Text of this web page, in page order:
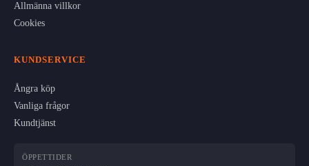
Allmänna villkor
Cookies
KUNDSERVICE
Ångra köp
Vanliga frågor
Kundtjänst
ÖPPETTIDER